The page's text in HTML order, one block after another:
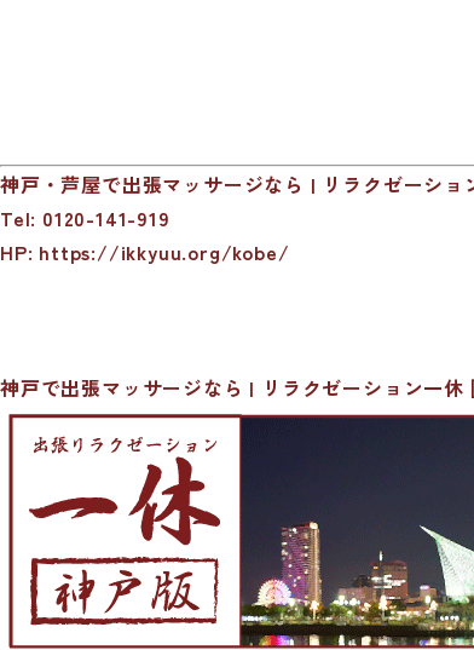
神戸・芦屋で出張マッサージなら | リラクゼーショ
Tel: 0120-141-919
HP: https://ikkyuu.org/kobe/
神戸で出張マッサージなら | リラクゼーション一休